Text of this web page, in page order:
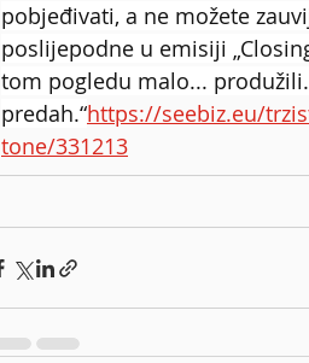
pobjeđivati, a ne možete
poslijepodne u emisiji
tom pogledu malo...
predah.“https://seebiz.eu/
tone/331213